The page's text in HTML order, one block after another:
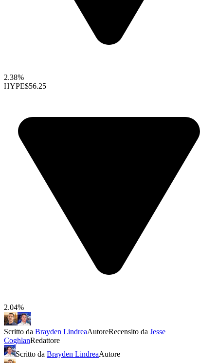
2.38%
HYPE$56.25
2.04%
Scritto da Brayden LindreaAutoreRecensito da Jesse
CoghlanRedattore
Scritto da Brayden LindreaAutore